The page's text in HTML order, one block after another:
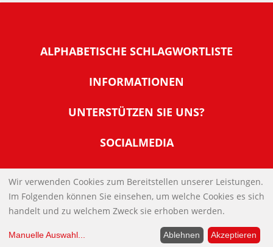
ALPHABETISCHE SCHLAGWORTLISTE
INFORMATIONEN
Warum NachDenkSeiten
Tipps zur Nutzung der NachDenkSeiten
Banner und E-Mail-Signaturen
Links
Kontakt
Impressum
UNTERSTÜTZEN SIE UNS?
Werden Sie Fördermitglied
Spenden Sie Online
SOCIALMEDIA
IMPRESSUM
DATENSCHUTZERKLÄRUNG
Wir verwenden Cookies zum Bereitstellen unserer Leistungen.
Im Folgenden können Sie einsehen, um welche Cookies es sich
handelt und zu welchem Zweck sie erhoben werden.
Manuelle Auswahl... Ablehnen Akzeptieren